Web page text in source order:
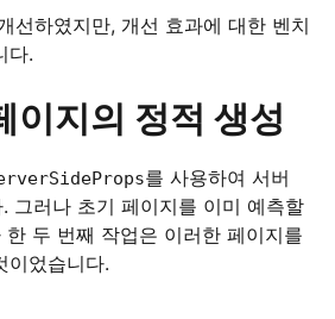
선하였지만, 개선 효과에 대한 벤치
다.
이지의 정적 생성
를 사용하여 서버
그러나 초기 페이지를 이미 예측할
두 번째 작업은 이러한 페이지를
이었습니다.